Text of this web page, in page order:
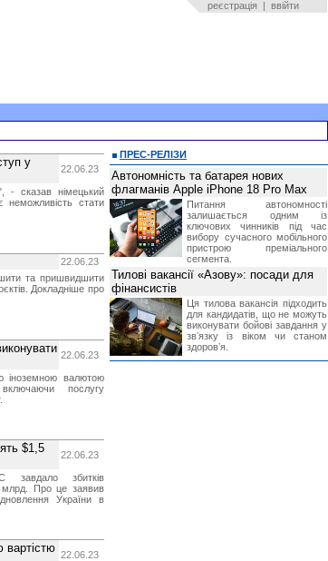
реєстрація | ввійти
у
22.06.23
- сказав німецький
стати
22.06.23
та пришвидшити
Докладніше про
22.06.23
іноземною валютою
послугу
$1,5
22.06.23
завдало збитків
Про це заявив
України в
вартістю 22.06.23
ПРЕС-РЕЛІЗИ
Автономність та батарея нових
флагманів Apple iPhone 18 Pro Max
Питання автономності
залишається одним із
ключових чинників під час
вибору сучасного мобільного
пристрою преміального
сегмента.
Тилові вакансії «Азову»: посади для
фінансистів
Ця тилова вакансія підходить
для кандидатів, що не можуть
виконувати бойові завдання у
звʼязку із віком чи станом
здоровʼя.